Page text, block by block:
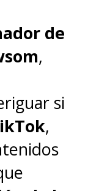
la
la
se
las
de
,
si
,